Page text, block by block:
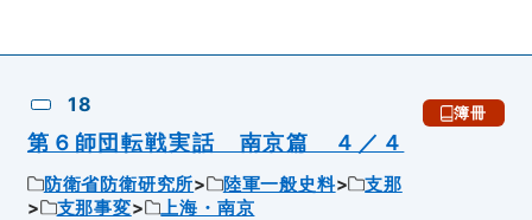
18 簿冊
第６師団転戦実話 南京篇 ４／４
防衛省防衛研究所 陸軍一般史料
支那
支那事変
上海・南京